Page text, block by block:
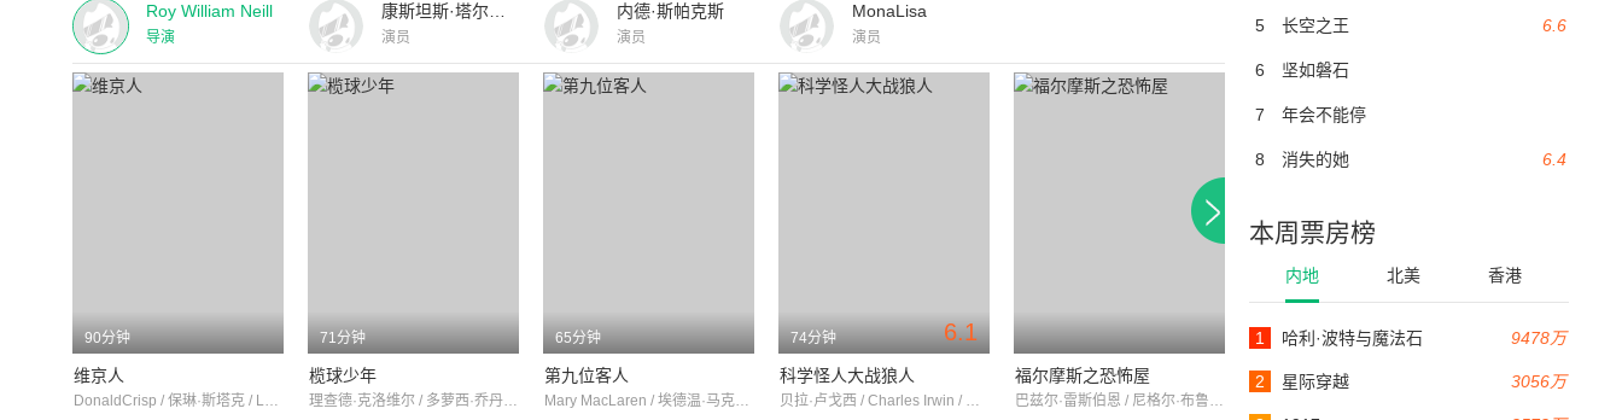
6.6
5 长空之王
6 坚如磐石
7 年会不能停
6.4
8 消失的她
本周票房榜
内地 北美 香港
9478万
1 哈利·波特与魔法石
3056万
2 星际穿越
Roy William Neill
导演 演员
内德·斯帕克斯
演员
MonaLisa
演员
90分钟
维京人
DonaldCrisp / 保琳·斯塔克 / LeRoyMason
71分钟
榄球少年
理查德·克洛维尔 / 多萝西·乔丹 / 梅·马什
65分钟
第九位客人
Mary MacLaren / 埃德温·马克斯韦尔 / 查尔斯·C·威尔逊
6.1
74分钟
科学怪人大战狼人
贝拉·卢戈西 / Charles Irwin / 多丽丝·劳埃德
福尔摩斯之恐怖屋
巴兹尔·雷斯伯恩 / 尼格尔·布鲁斯 / Aubrey Mather
68分钟
melodyman
67分钟
恐怖房间1945